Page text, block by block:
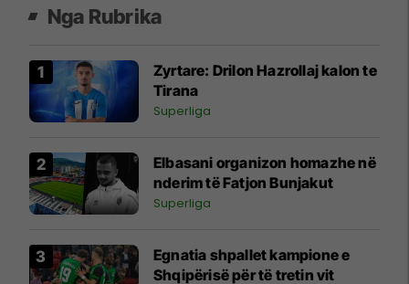
Nga Rubrika
Zyrtare: Drilon Hazrollaj kalon te
Tirana
Superliga
Elbasani organizon homazhe në
nderim të Fatjon Bunjakut
Superliga
Egnatia shpallet kampione e
Shqipërisë për të tretin vit